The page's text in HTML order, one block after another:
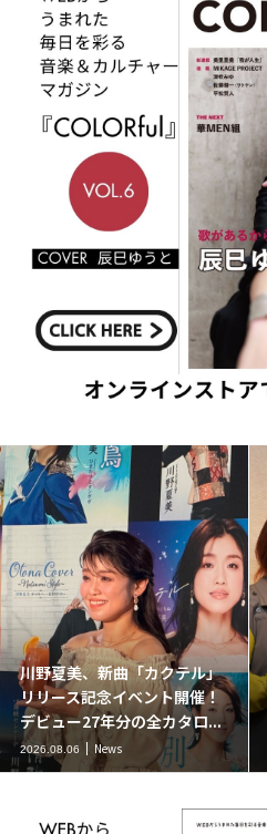
川野夏美、新曲「カクテル」
リリース記念イベント開催！
デビュー27年分の全カタロ...
2026.08.06 News